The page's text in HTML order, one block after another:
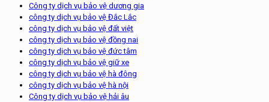
Công ty dịch vụ bảo vệ dương gia
công ty dịch vụ bảo vệ Đắc Lắc
công ty dịch vụ bảo vệ đất việt
công ty dịch vụ bảo vệ đồng nai
công ty dịch vụ bảo vệ đức tâm
công ty dịch vụ bảo vệ giữ xe
công ty dịch vụ bảo vệ hà đông
công ty dịch vụ bảo vệ hà nội
Công ty dịch vụ bảo vệ hải âu